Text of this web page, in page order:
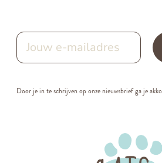
Door je in te schrijven op onze nieuwsbrief ga je